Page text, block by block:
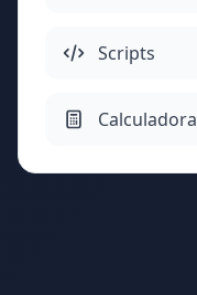
Scripts
Calculadora